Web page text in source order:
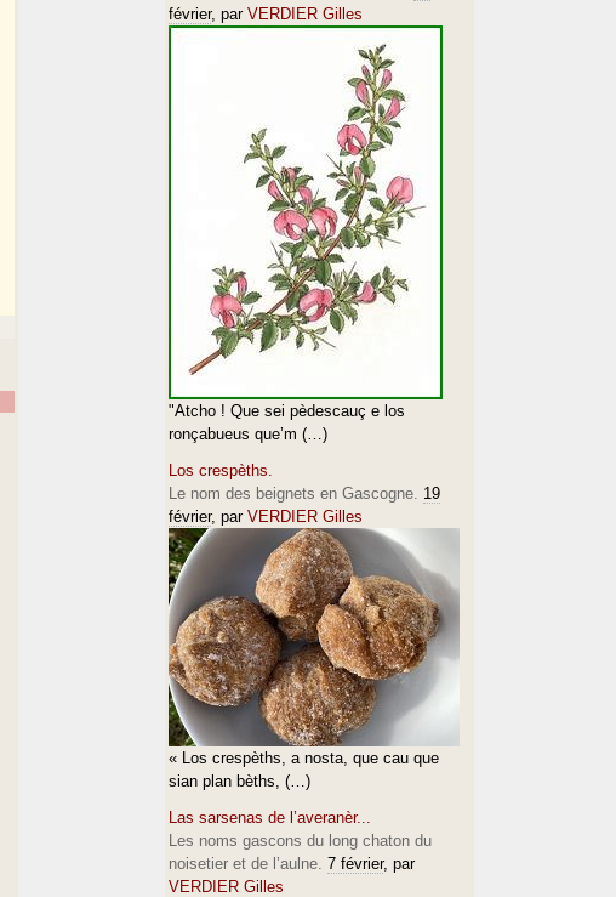
février, par VERDIER Gilles
"Atcho ! Que sei pèdescauç e los
ronçabueus que’m (…)
Los crespèths.
Le nom des beignets en Gascogne. 19
février, par VERDIER Gilles
« Los crespèths, a nosta, que cau que
sian plan bèths, (…)
Las sarsenas de l’averanèr...
Les noms gascons du long chaton du
noisetier et de l’aulne. 7 février, par
VERDIER Gilles